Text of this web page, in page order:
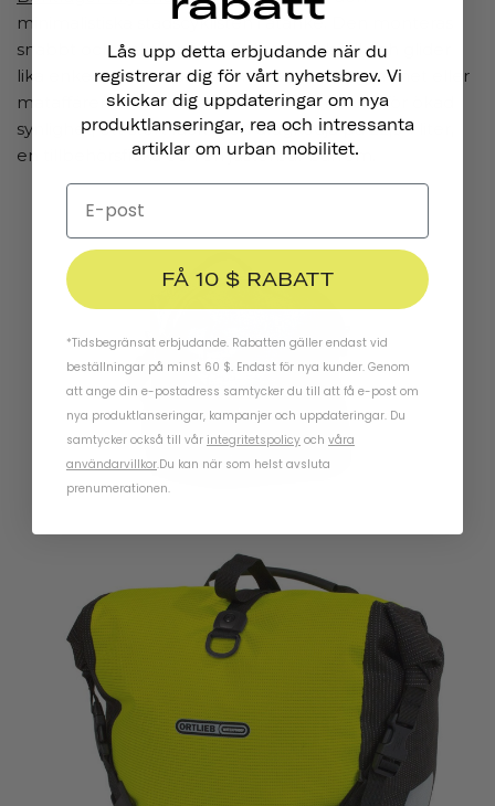
minimalistiska stadscyklisten i åtanke. Den monteras
snabbt och enkelt på ett bakre cykelställ och glider
lika enkelt av när du kommer till jobbet, gymmet eller
mataffären. Den har reflekterande material för ökad
synlighet, ett stort fack med dragkedja på 22,94 liter,
en tillbehörsficka och en justerbar bärrem.
Lås upp detta erbjudande när du
registrerar dig för vårt nyhetsbrev. Vi
skickar dig uppdateringar om nya
produktlanseringar, rea och intressanta
artiklar om urban mobilitet.
FÅ 10 $ RABATT
*Tidsbegränsat erbjudande. Rabatten gäller endast vid
beställningar på minst 60 $. Endast för nya kunder. Genom
att ange din e-postadress samtycker du till att få e-post om
nya produktlanseringar, kampanjer och uppdateringar. Du
samtycker också till vår integritetspolicy och våra
användarvillkor.Du kan när som helst avsluta
prenumerationen.